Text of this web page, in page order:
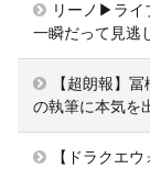
リーノ▶ライ
一瞬だって見逃
【超朗報】
の執筆に本気を
【ドラクエ